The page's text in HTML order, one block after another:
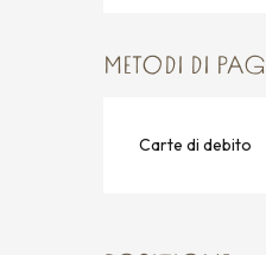
METODI DI
Carte di debito